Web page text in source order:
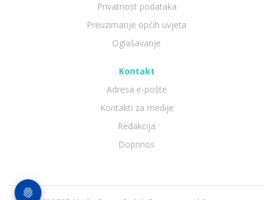
Privatnost podataka
Preuzimanje općih uvjeta
Oglašavanje
Kontakt
Adresa e-pošte
Kontakti za medije
Redakcija
Doprinos